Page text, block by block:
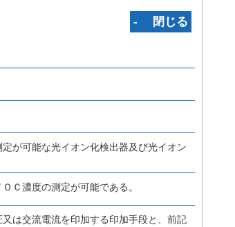
‐ 閉じる
が可能な光イオン化検出器及び光イオン
Ｃ濃度の測定が可能である。
は交流電流を印加する印加手段と、前記